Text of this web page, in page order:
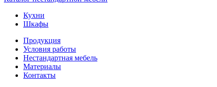
Кухни
Шкафы
Продукция
Условия работы
Нестандартная мебель
Материалы
Контакты